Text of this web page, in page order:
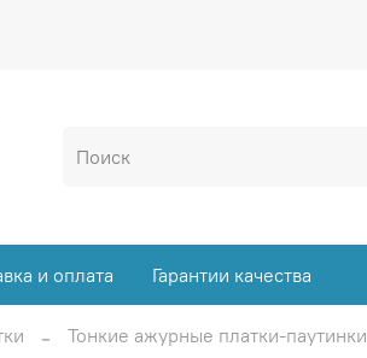
и оплата Гарантии качества
Тонкие ажурные платки-паутинки